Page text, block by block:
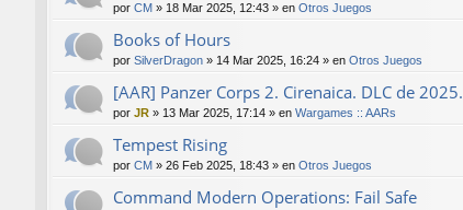
por CM » 18 Mar 2025, 12:43 » en Otros Juegos
Books of Hours
por SilverDragon » 14 Mar 2025, 16:24 » en Otros Juegos
[AAR] Panzer Corps 2. Cirenaica. DLC de 2025.
por JR » 13 Mar 2025, 17:14 » en Wargames :: AARs
Tempest Rising
por CM » 26 Feb 2025, 18:43 » en Otros Juegos
Command Modern Operations: Fail Safe